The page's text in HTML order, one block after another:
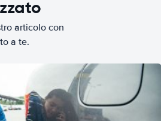
articolo con
a te.